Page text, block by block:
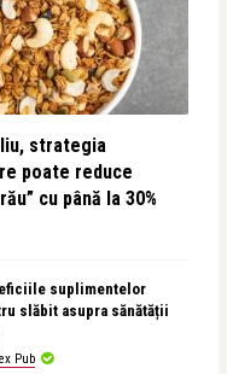
strategia
poate reduce
cu până la 30%
suplimentelor
slăbit asupra sănătății
Pub